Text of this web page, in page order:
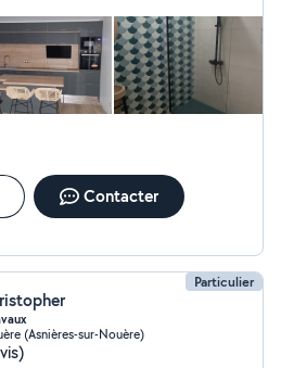
Contacter
Particulier
(Asnières-sur-Nouère)